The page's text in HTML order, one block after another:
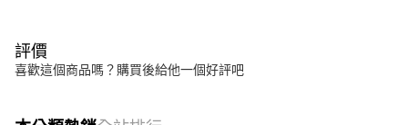
評價
喜歡這個商品嗎？購買後給他一個好評吧